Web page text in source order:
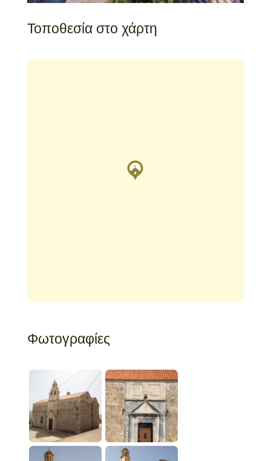
Τοποθεσία στο χάρτη
Φωτογραφίες